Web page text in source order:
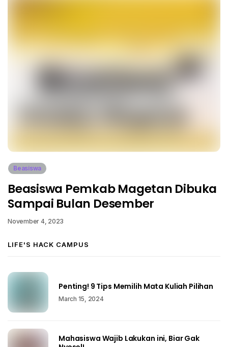
Beasiswa
Beasiswa Pemkab Magetan Dibuka
Sampai Bulan Desember
November 4, 2023
LIFE'S HACK CAMPUS
Penting! 9 Tips Memilih Mata Kuliah Pilihan
March 15, 2024
Mahasiswa Wajib Lakukan ini, Biar Gak